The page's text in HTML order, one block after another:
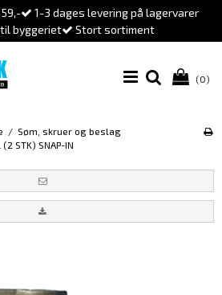
1-3 dages levering på lagervarer
byggeriet
Stort sortiment
(0)
/ Søm, skruer og beslag
(2 STK) SNAP-IN